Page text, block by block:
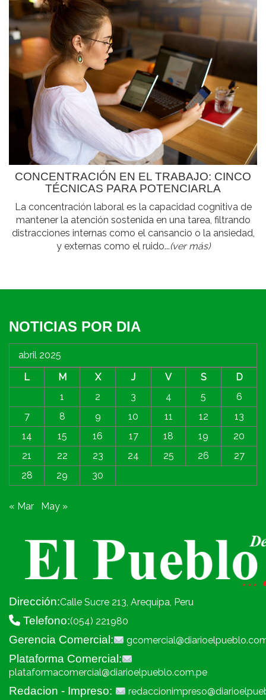
CONCENTRACIÓN EN EL TRABAJO: CINCO
TÉCNICAS PARA POTENCIARLA
La concentración laboral es la capacidad cognitiva de
mantener la atención sostenida en una tarea, filtrando
distracciones internas como el cansancio o la ansiedad,
y externas como el ruido...(ver más)
NOTICIAS POR DIA
abril 2025
L
M X J V S
D
1
2 3 4 5
6
7
8 9 10 11 12
13
14
15 16 17 18 19
20
21
22 23 24 25 26
27
28
29 30
« Mar May »
Dirección:Calle Sucre 213, Arequipa, Peru
Telefono:(054) 221980
Gerencia Comercial:
Plataforma Comercial:
plataformacomercial@diarioelpueblo.com.pe
Redacion - Impreso: